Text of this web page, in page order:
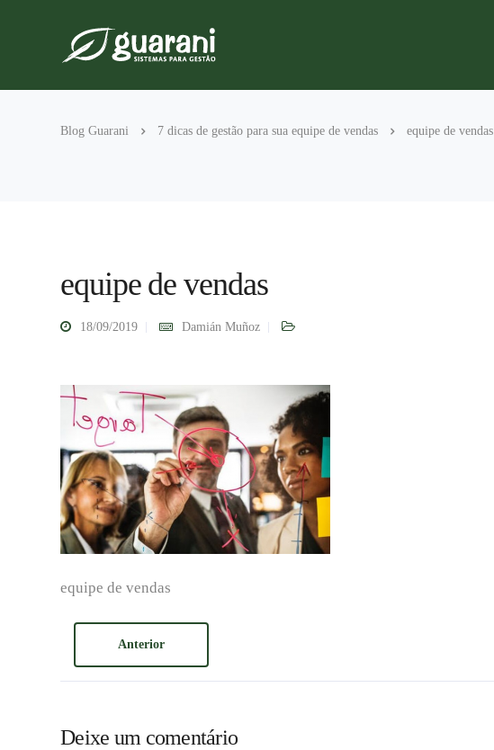
Blog Guarani 7 dicas de gestão para sua equipe de vendas equipe de vendas
equipe de vendas
18/09/2019 Damián Muñoz
equipe de vendas
Anterior
Deixe um comentário